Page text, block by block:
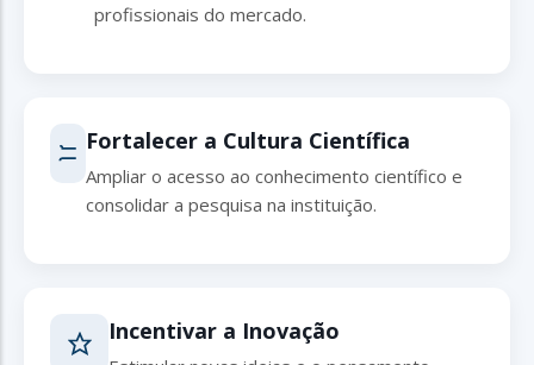
profissionais do mercado.
Fortalecer a Cultura Científica
Ampliar o acesso ao conhecimento científico e
consolidar a pesquisa na instituição.
Incentivar a Inovação